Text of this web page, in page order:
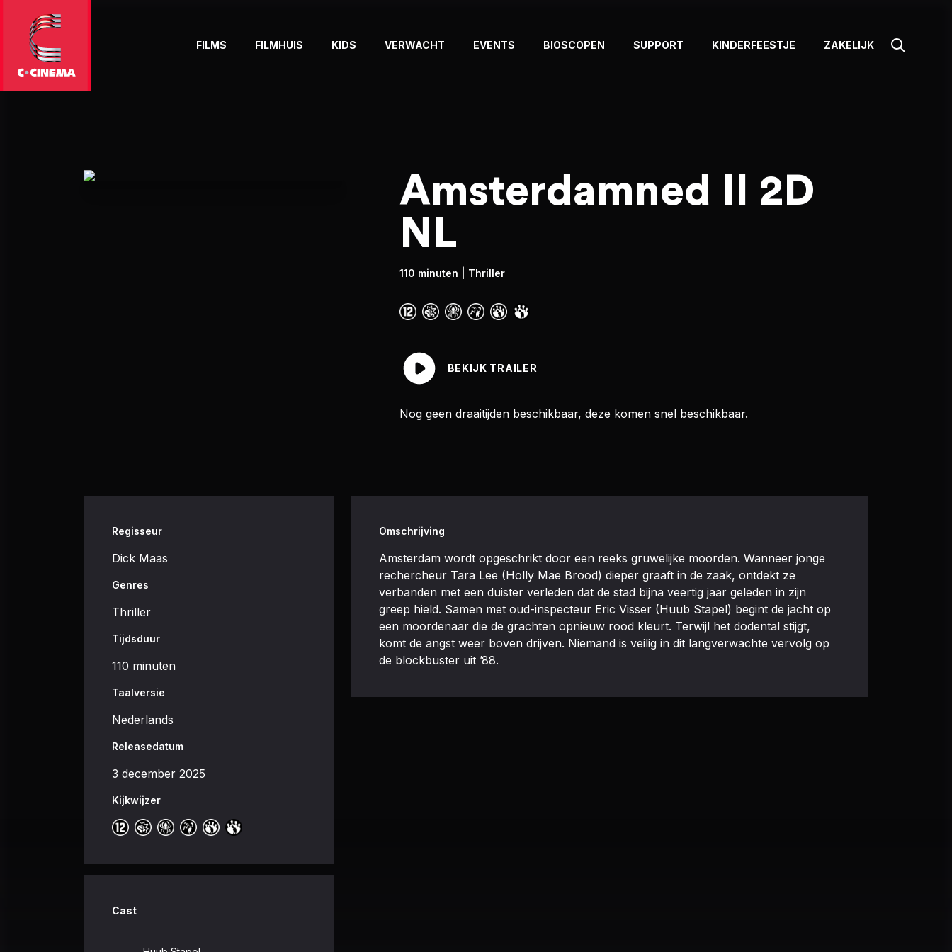
FILMS FILMHUIS KIDS VERWACHT EVENTS BIOSCOPEN SUPPORT KINDERFEESTJE ZAKELIJK
Amsterdamned II 2D
NL
110 minuten | Thriller
BEKIJK TRAILER
Nog geen draaitijden beschikbaar, deze komen snel beschikbaar.
Regisseur
Dick Maas
Genres
Thriller
Tijdsduur
110 minuten
Taalversie
Nederlands
Releasedatum
3 december 2025
Kijkwijzer
Cast
Omschrijving
Amsterdam wordt opgeschrikt door een reeks gruwelijke moorden. Wanneer jonge
rechercheur Tara Lee (Holly Mae Brood) dieper graaft in de zaak, ontdekt ze
verbanden met een duister verleden dat de stad bijna veertig jaar geleden in zijn
greep hield. Samen met oud-inspecteur Eric Visser (Huub Stapel) begint de jacht op
een moordenaar die de grachten opnieuw rood kleurt. Terwijl het dodental stijgt,
komt de angst weer boven drijven. Niemand is veilig in dit langverwachte vervolg op
de blockbuster uit ’88.